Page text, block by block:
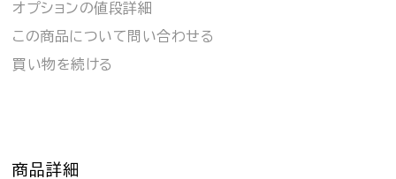
オプションの値段詳細
この商品について問い合わせる
買い物を続ける
商品詳細